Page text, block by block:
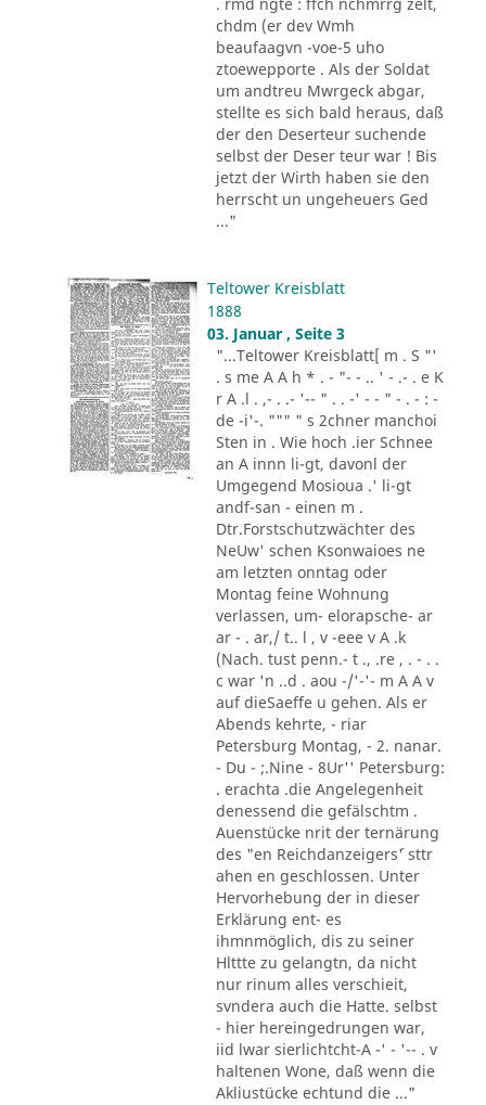
chdm (er dev Wmh
beaufaagvn -voe-5 uho
ztoewepporte . Als der Soldat
um andtreu Mwrgeck abgar,
stellte es sich bald heraus, daß
der den Deserteur suchende
selbst der Deser teur war ! Bis
jetzt der Wirth haben sie den
herrscht un ungeheuers Ged
..."
Teltower Kreisblatt
1888
03. Januar , Seite 3
"...Teltower Kreisblatt[ m . S "'
. s me A A h * . - "- - .. ' - .- . e K
r A .l . ,- . .- '-- " . . -' - - " - . - : -
de -i'-. """ " s 2chner manchoi
Sten in . Wie hoch .ier Schnee
an A innn li-gt, davonl der
Umgegend Mosioua .' li-gt
andf-san - einen m .
Dtr.Forstschutzwächter des
NeUw' schen Ksonwaioes ne
am letzten onntag oder
Montag feine Wohnung
verlassen, um- elorapsche- ar
ar - . ar,/ t.. l , v -eee v A .k
(Nach. tust penn.- t ., .re , . - . .
c war 'n ..d . aou -/'-'- m A A v
auf dieSaeffe u gehen. Als er
Abends kehrte, - riar
Petersburg Montag, - 2. nanar.
- Du - ;.Nine - 8Ur'' Petersburg:
. erachta .die Angelegenheit
denessend die gefälschtm .
Auenstücke nrit der ternärung
des "en Reichdanzeigers´' sttr
ahen en geschlossen. Unter
Hervorhebung der in dieser
Erklärung ent- es
ihmnmöglich, dis zu seiner
Hlttte zu gelangtn, da nicht
nur rinum alles verschieit,
svndera auch die Hatte. selbst
- hier hereingedrungen war,
iid lwar sierlichtcht-A -' - '-- . v
haltenen Wone, daß wenn die
Akliustücke echtund die ..."